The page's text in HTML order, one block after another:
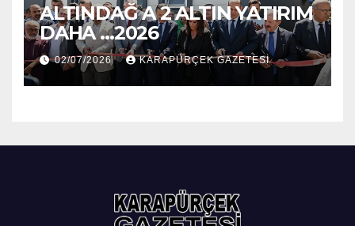
ALTINDAĞ A 2 ALTIN YATIRIM
DAHA …2026
02/07/2026 KARAPÜRÇEK GAZETESİ